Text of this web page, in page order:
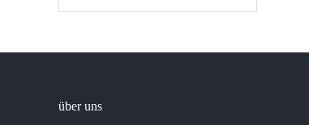
über uns